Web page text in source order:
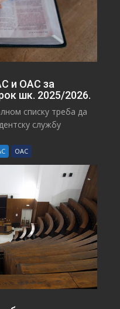
и ОАС за
шк. 2025/2026.
списку треба да
службу
ОАС